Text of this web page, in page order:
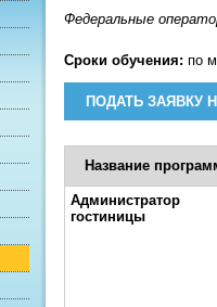
Федеральные
Сроки обучения: по
ПОДАТЬ ЗАЯВКУ
Название
Администратор
гостиницы